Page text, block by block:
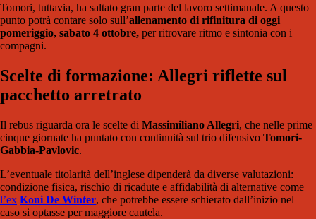
Tomori, tuttavia, ha saltato gran parte del lavoro settimanale. A questo
punto potrà contare solo sull’allenamento di rifinitura di oggi
pomeriggio, sabato 4 ottobre, per ritrovare ritmo e sintonia con i
compagni.
Scelte di formazione: Allegri riflette sul
pacchetto arretrato
Il rebus riguarda ora le scelte di Massimiliano Allegri, che nelle prime
cinque giornate ha puntato con continuità sul trio difensivo Tomori-
Gabbia-Pavlovic.
L’eventuale titolarità dell’inglese dipenderà da diverse valutazioni:
condizione fisica, rischio di ricadute e affidabilità di alternative come
l’ex Koni De Winter, che potrebbe essere schierato dall’inizio nel
caso si optasse per maggiore cautela.